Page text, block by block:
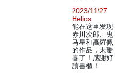
2023/11/27
Helios
能在这里发现
赤川次郎、鬼
马星和高羅佩
的作品，太驚
喜了！感謝好
讀書櫃！